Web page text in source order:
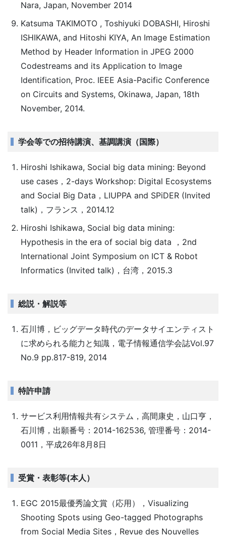
Nara, Japan, November 2014
Katsuma TAKIMOTO , Toshiyuki DOBASHI, Hiroshi
ISHIKAWA, and Hitoshi KIYA, An Image Estimation
Method by Header Information in JPEG 2000
Codestreams and its Application to Image
Identification, Proc. IEEE Asia-Pacific Conference
on Circuits and Systems, Okinawa, Japan, 18th
November, 2014.
学会等での招待講演、基調講演（国際）
Hiroshi Ishikawa, Social big data mining: Beyond
use cases，2-days Workshop: Digital Ecosystems
and Social Big Data，LIUPPA and SPiDER (Invited
talk)，フランス，2014.12
Hiroshi Ishikawa, Social big data mining:
Hypothesis in the era of social big data ，2nd
International Joint Symposium on ICT & Robot
Informatics (Invited talk)，台湾，2015.3
総説・解説等
石川博，ビッグデータ時代のデータサイエンティスト
に求められる能力と知識，電子情報通信学会誌Vol.97
No.9 pp.817-819, 2014
特許申請
サービス利用情報共有システム，高間康史，山口亨，
石川博，出願番号：2014-162536, 管理番号：2014-
0011，平成26年8月8日
受賞・表彰等(本人）
EGC 2015最優秀論文賞（応用），Visualizing
Shooting Spots using Geo-tagged Photographs
from Social Media Sites，Revue des Nouvelles